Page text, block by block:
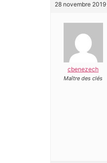
28 novembre
cbenezech
Maître des clés